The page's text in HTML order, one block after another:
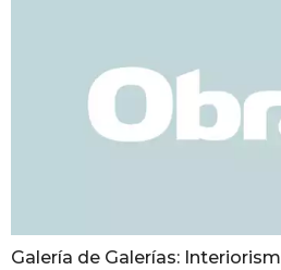
Galería de Galerías: